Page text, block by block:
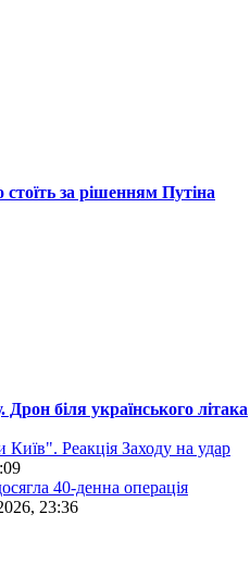
за рішенням Путіна
біля українського літака
Київ". Реакція Заходу на удар
40-денна операція
23:36